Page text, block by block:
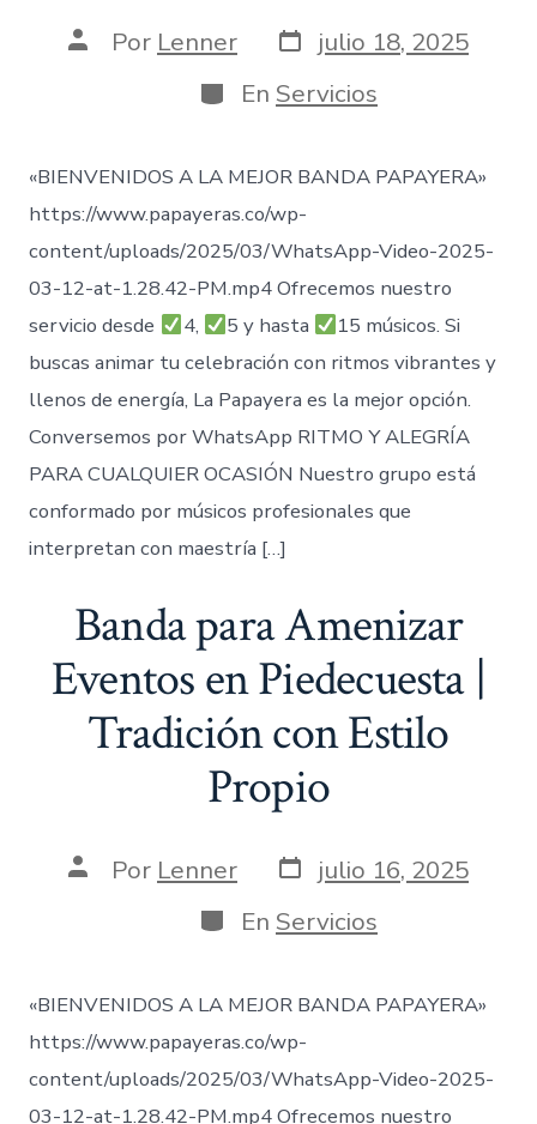
AutorPor Lenner Fecha
de
publicación
julio 18, 2025
Categorías
En Servicios
«BIENVENIDOS A LA MEJOR BANDA PAPAYERA»
https://www.papayeras.co/wp-
content/uploads/2025/03/WhatsApp-Video-2025-
03-12-at-1.28.42-PM.mp4 Ofrecemos nuestro
servicio desde
4, 5 y hasta
15 músicos. Si
buscas animar tu celebración con ritmos vibrantes y
llenos de energía, La Papayera es la mejor opción.
Conversemos por WhatsApp RITMO Y ALEGRÍA
PARA CUALQUIER OCASIÓN Nuestro grupo está
conformado por músicos profesionales que
interpretan con maestría […]
Banda para Amenizar
Eventos en Piedecuesta |
Tradición con Estilo
Propio
AutorPor Lenner Fecha
de
publicación
julio 16, 2025
Categorías
En Servicios
«BIENVENIDOS A LA MEJOR BANDA PAPAYERA»
https://www.papayeras.co/wp-
content/uploads/2025/03/WhatsApp-Video-2025-
03-12-at-1.28.42-PM.mp4 Ofrecemos nuestro